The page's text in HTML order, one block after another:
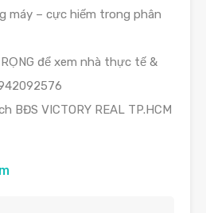
máy – cực hiếm trong phân
để xem nhà thực tế &
BĐS VICTORY REAL TP.HCM